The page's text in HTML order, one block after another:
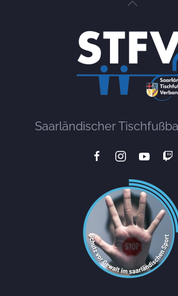
Saarländischer